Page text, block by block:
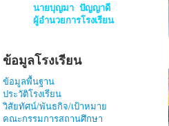
นายบุญมา ปัญญาดี
ผู้อำนวยการโรงเรียน
ข้อมูลโรงเรียน
ข้อมูลพื้นฐาน
ประวัติโรงเรียน
วิสัยทัศน์/พันธกิจ/เป้าหมาย
คณะกรรมการสถานศึกษา